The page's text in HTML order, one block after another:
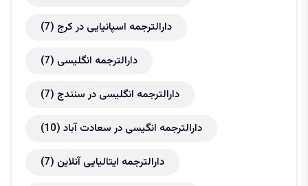
دارالترجمه اسپانیایی در کرج (7)
دارالترجمه انگلیسی (7)
دارالترجمه انگلیسی در سنندج (7)
دارالترجمه انگیسی در سعادت آباد (10)
دارالترجمه ایتالیایی آنلاین (7)